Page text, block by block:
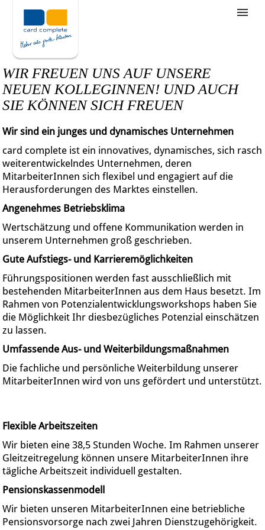
Stellenangebote
Unternehmensziele
Was wir bieten
Wie bewerbe ich mich
WIR FREUEN UNS AUF UNSERE
NEUEN KOLLEGINNEN! UND AUCH
SIE KÖNNEN SICH FREUEN
Wir sind ein junges und dynamisches Unternehmen
card complete ist ein innovatives, dynamisches, sich rasch
weiterentwickelndes Unternehmen, deren
MitarbeiterInnen sich flexibel und engagiert auf die
Herausforderungen des Marktes einstellen.
Angenehmes Betriebsklima
Wertschätzung und offene Kommunikation werden in
unserem Unternehmen groß geschrieben.
Gute Aufstiegs- und Karrieremöglichkeiten
Führungspositionen werden fast ausschließlich mit
bestehenden MitarbeiterInnen aus dem Haus besetzt. Im
Rahmen von Potenzialentwicklungsworkshops haben Sie
die Möglichkeit Ihr diesbezügliches Potenzial einschätzen
zu lassen.
Umfassende Aus- und Weiterbildungsmaßnahmen
Die fachliche und persönliche Weiterbildung unserer
MitarbeiterInnen wird von uns gefördert und unterstützt.
Flexible Arbeitszeiten
Wir bieten eine 38,5 Stunden Woche. Im Rahmen unserer
Gleitzeitregelung können unsere MitarbeiterInnen ihre
tägliche Arbeitszeit individuell gestalten.
Pensionskassenmodell
Wir bieten unseren MitarbeiterInnen eine betriebliche
Pensionsvorsorge nach zwei Jahren Dienstzugehörigkeit.